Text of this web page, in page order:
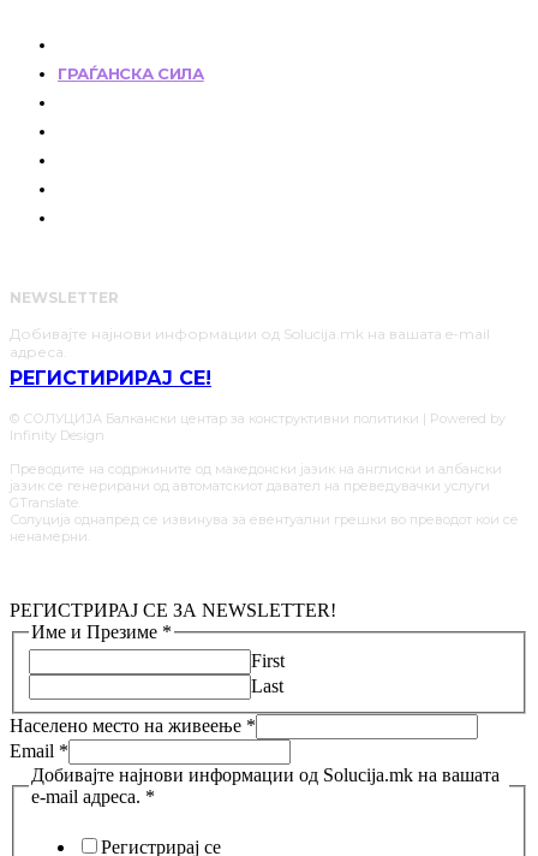
ГРАЃАНСКА СИЛА
NEWSLETTER
Добивајте најнови информации од Solucija.mk на вашата e-mail
адреса.
РЕГИСТИРИРАЈ СЕ!
© СОЛУЦИЈА Балкански центар за конструктивни политики | Powered by
Infinity Design
Преводите на содржините од македонски јазик на англиски и албански
јазик се генерирани од автоматскиот давател на преведувачки услуги
GTranslate.
Солуција однапред се извинува за евентуални грешки во преводот кои се
ненамерни.
РЕГИСТРИРАЈ СЕ ЗА NEWSLETTER!
Име и Презиме *
First
Last
Населено место на живеење *
Email *
Добивајте најнови информации од Solucija.mk на вашата
e-mail адреса. *
Регистрирај се